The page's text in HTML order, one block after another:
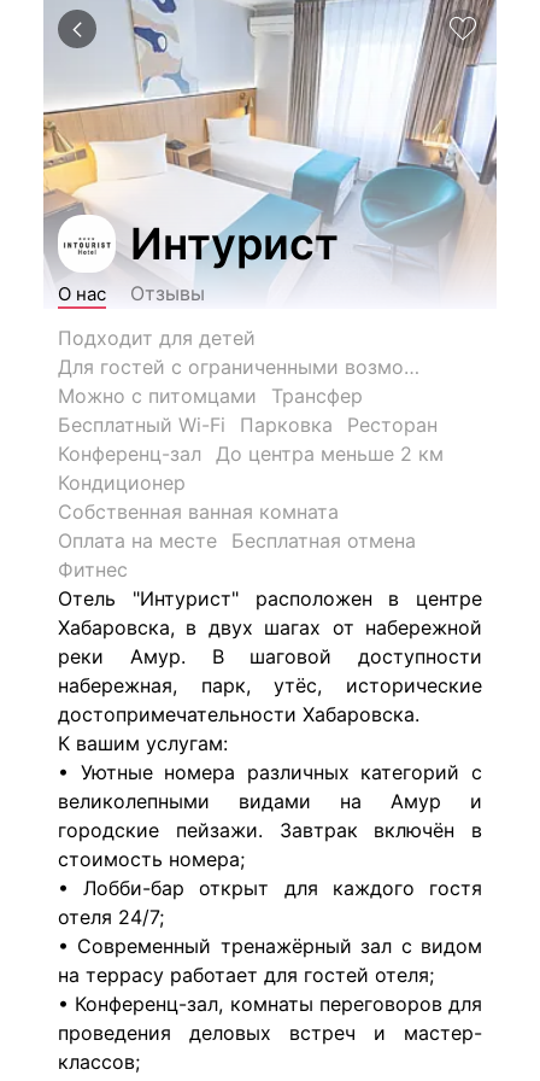
Интурист
О нас
Отзывы
Подходит для детей
Для гостей с ограниченными возможностями
Можно с питомцами
Трансфер
Бесплатный Wi-Fi
Парковка
Ресторан
Конференц-зал
До центра меньше 2 км
Кондиционер
Собственная ванная комната
Оплата на месте
Бесплатная отмена
Фитнес
Отель "Интурист" расположен в центре
Хабаровска, в двух шагах от набережной
реки Амур.
В шаговой доступности
набережная, парк, утёс, исторические
достопримечательности Хабаровска.
К вашим услугам:
• Уютные номера различных категорий с
великолепными видами на Амур и
городские пейзажи. Завтрак включён в
стоимость номера;
• Лобби-бар открыт для каждого гостя
отеля 24/7;
• Современный тренажёрный зал с видом
на террасу работает для гостей отеля;
• Конференц-зал, комнаты переговоров для
проведения деловых встреч и мастер-
классов;